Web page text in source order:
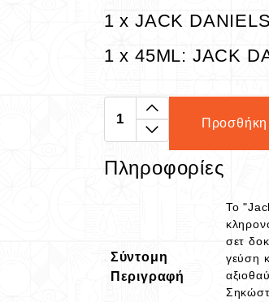
1 xJACK
1 x45ML: JACK
Προσθήκη
Πληροφορίες
Σύντομη
Περιγραφή
Το
σετ
γεύση